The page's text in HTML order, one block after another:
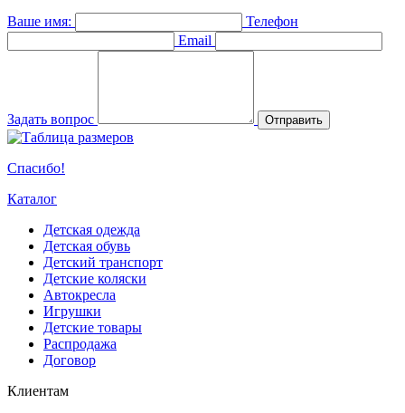
Ваше имя:
Телефон
Email
Задать вопрос Отправить
Спасибо!
Каталог
Детская одежда
Детская обувь
Детский транспорт
Детские коляски
Автокресла
Игрушки
Детские товары
Распродажа
Договор
Клиентам